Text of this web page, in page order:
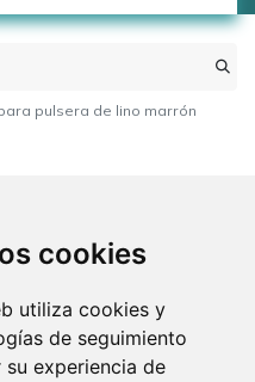
cookies
utiliza cookies y
de seguimiento
su experiencia de
pulsera de lino marrón